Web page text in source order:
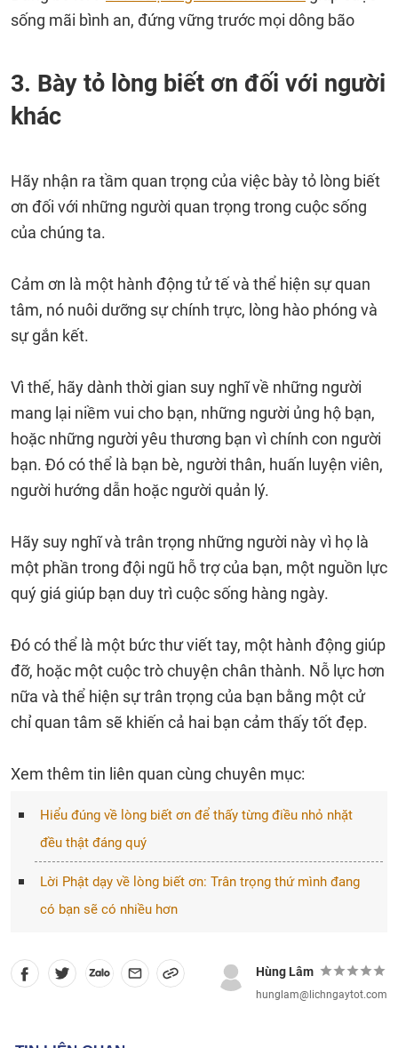
sống mãi bình an, đứng vững trước mọi dông bão
3. Bày tỏ lòng biết ơn đối với người
khác
Hãy nhận ra tầm quan trọng của việc bày tỏ lòng biết
ơn đối với những người quan trọng trong cuộc sống
của chúng ta.
Cảm ơn là một hành động tử tế và thể hiện sự quan
tâm, nó nuôi dưỡng sự chính trực, lòng hào phóng và
sự gắn kết.
Vì thế, hãy dành thời gian suy nghĩ về những người
mang lại niềm vui cho bạn, những người ủng hộ bạn,
hoặc những người yêu thương bạn vì chính con người
bạn. Đó có thể là bạn bè, người thân, huấn luyện viên,
người hướng dẫn hoặc người quản lý.
Hãy suy nghĩ và trân trọng những người này vì họ là
một phần trong đội ngũ hỗ trợ của bạn, một nguồn lực
quý giá giúp bạn duy trì cuộc sống hàng ngày.
Đó có thể là một bức thư viết tay, một hành động giúp
đỡ, hoặc một cuộc trò chuyện chân thành. Nỗ lực hơn
nữa và thể hiện sự trân trọng của bạn bằng một cử
chỉ quan tâm sẽ khiến cả hai bạn cảm thấy tốt đẹp.
Xem thêm tin liên quan cùng chuyên mục:
Hiểu đúng về lòng biết ơn để thấy từng điều nhỏ nhặt
đều thật đáng quý
Lời Phật dạy về lòng biết ơn: Trân trọng thứ mình đang
có bạn sẽ có nhiều hơn
Hùng Lâm
hunglam@lichngaytot.com